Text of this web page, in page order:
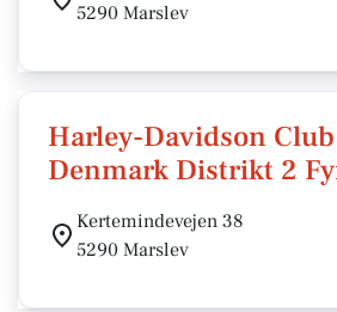
5290 Marslev
Harley-Davidson
Denmark Distrikt 2
Kertemindevejen 38
5290 Marslev